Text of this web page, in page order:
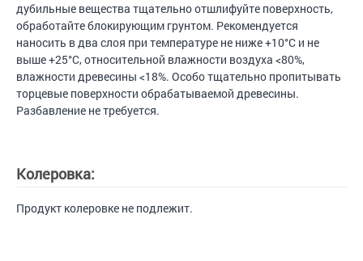
дубильные вещества тщательно отшлифуйте поверхность,
обработайте блокирующим грунтом. Рекомендуется
наносить в два слоя при температуре не ниже +10°C и не
выше +25°C, относительной влажности воздуха <80%,
влажности древесины <18%. Особо тщательно пропитывать
торцевые поверхности обрабатываемой древесины.
Разбавление не требуется.
Колеровка:
Продукт колеровке не подлежит.